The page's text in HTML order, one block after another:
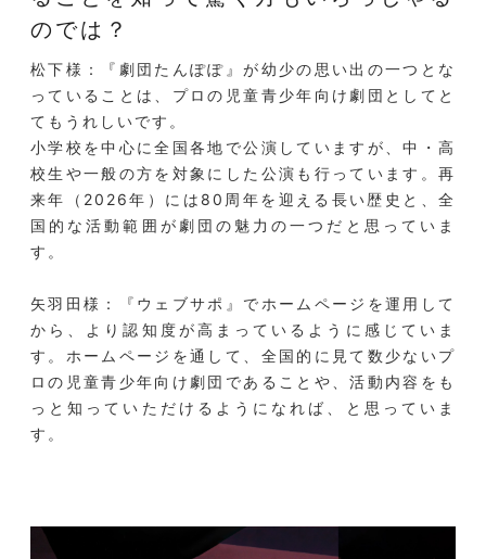
のでは？
松下様：『劇団たんぽぽ』が幼少の思い出の一つとな
っていることは、プロの児童青少年向け劇団としてと
てもうれしいです。
小学校を中心に全国各地で公演していますが、中・高
校生や一般の方を対象にした公演も行っています。再
来年（2026年）には80周年を迎える長い歴史と、全
国的な活動範囲が劇団の魅力の一つだと思っていま
す。
矢羽田様：『ウェブサポ』でホームページを運用して
から、より認知度が高まっているように感じていま
す。ホームページを通して、全国的に見て数少ないプ
ロの児童青少年向け劇団であることや、活動内容をも
っと知っていただけるようになれば、と思っていま
す。